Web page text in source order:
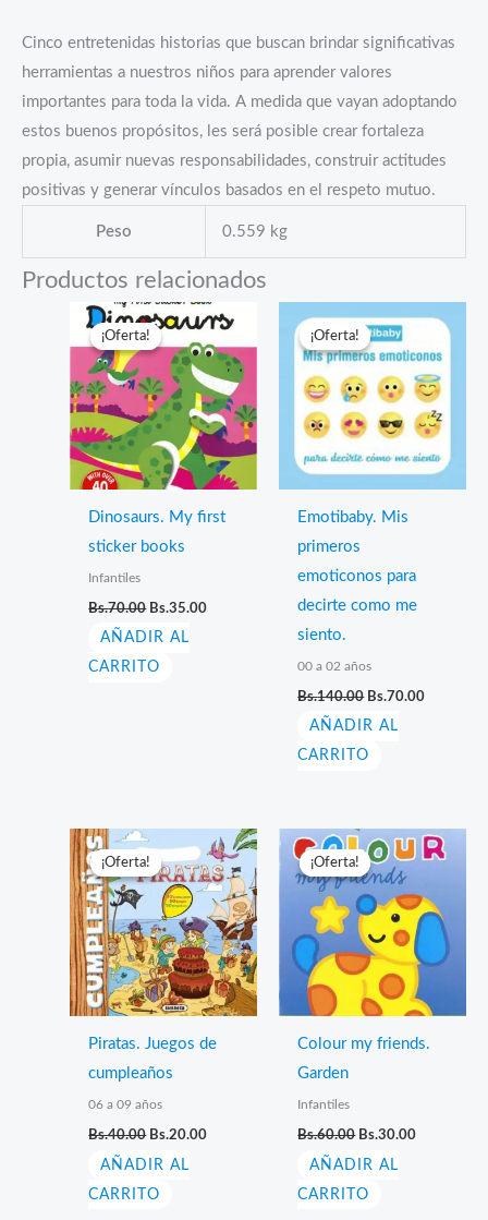
Cinco entretenidas historias que buscan brindar significativas
herramientas a nuestros niños para aprender valores
importantes para toda la vida. A medida que vayan adoptando
estos buenos propósitos, les será posible crear fortaleza
propia, asumir nuevas responsabilidades, construir actitudes
positivas y generar vínculos basados en el respeto mutuo.
Peso 0.559 kg
Productos relacionados
¡Oferta!
¡Oferta!
Dinosaurs. My first
sticker books
Infantiles
Bs.70.00 El
original
era:
Bs.70.00.
Bs.35.00
AÑADIR AL
CARRITO
¡Oferta!
¡Oferta!
Emotibaby. Mis
primeros
emoticonos para
decirte como me
siento.
00 a 02 años
Bs.140.00 El
original
Bs.140.00.
Bs.70.00
AÑADIR AL
CARRITO
¡Oferta!
¡Oferta!
Piratas. Juegos de
cumpleaños
06 a 09 años
Bs.40.00 El
original
Bs.40.00.
Bs.20.00
AÑADIR AL
CARRITO
¡Oferta!
¡Oferta!
Colour my friends.
Garden
Infantiles
Bs.60.00 El
original
Bs.60.00.
Bs.30.00
AÑADIR AL
CARRITO